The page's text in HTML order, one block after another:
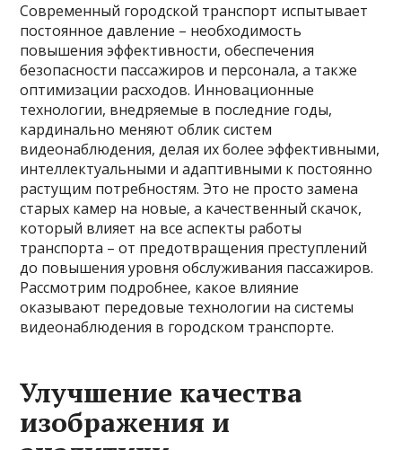
Современный городской транспорт испытывает
постоянное давление – необходимость
повышения эффективности, обеспечения
безопасности пассажиров и персонала, а также
оптимизации расходов. Инновационные
технологии, внедряемые в последние годы,
кардинально меняют облик систем
видеонаблюдения, делая их более эффективными,
интеллектуальными и адаптивными к постоянно
растущим потребностям. Это не просто замена
старых камер на новые, а качественный скачок,
который влияет на все аспекты работы
транспорта – от предотвращения преступлений
до повышения уровня обслуживания пассажиров.
Рассмотрим подробнее, какое влияние
оказывают передовые технологии на системы
видеонаблюдения в городском транспорте.
Улучшение качества
изображения и